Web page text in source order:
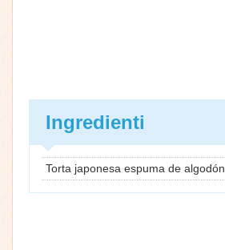
Ingredienti
Torta japonesa espuma de algodón